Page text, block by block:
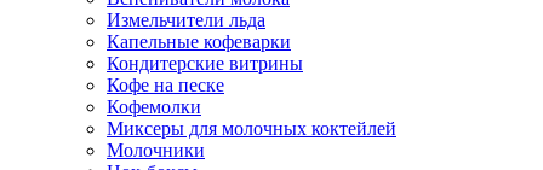
Измельчители льда
Капельные кофеварки
Кондитерские витрины
Кофе на песке
Кофемолки
Миксеры для молочных коктейлей
Молочники